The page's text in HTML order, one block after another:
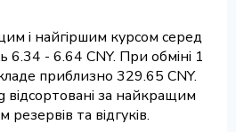
і найгіршим курсом серед
6.34 - 6.64 CNY. При обміні 1
приблизно 329.65 CNY.
за найкращим
та відгуків.